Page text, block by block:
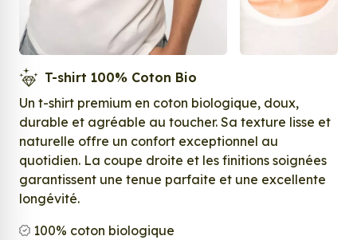
T-shirt 100% Coton Bio
Un t-shirt premium en coton biologique, doux,
durable et agréable au toucher. Sa texture lisse et
naturelle offre un confort exceptionnel au
quotidien. La coupe droite et les finitions soignées
garantissent une tenue parfaite et une excellente
longévité.
100% coton biologique